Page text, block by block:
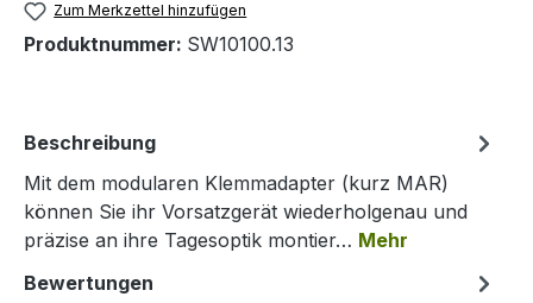
Zum Merkzettel hinzufügen
Produktnummer: SW10100.13
Beschreibung
Mit dem modularen Klemmadapter (kurz MAR)
können Sie ihr Vorsatzgerät wiederholgenau und
präzise an ihre Tagesoptik montier… Mehr
Bewertungen